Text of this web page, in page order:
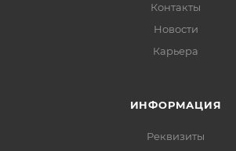
Контакты
Новости
Карьера
ИНФОРМАЦИЯ
Реквизиты